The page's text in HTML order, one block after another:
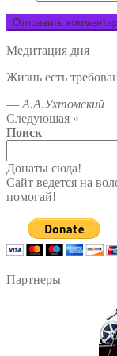
Медитация дня
Жизнь есть
— А.А.Ухтомский
Следующая »
Поиск
Донаты сюда!
Сайт ведется на
помогай!
Партнеры